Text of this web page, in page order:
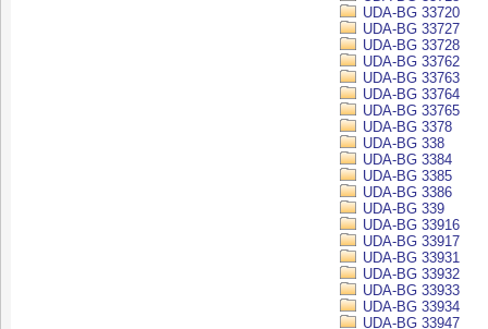
UDA-BG 33720
UDA-BG 33727
UDA-BG 33728
UDA-BG 33762
UDA-BG 33763
UDA-BG 33764
UDA-BG 33765
UDA-BG 3378
UDA-BG 338
UDA-BG 3384
UDA-BG 3385
UDA-BG 3386
UDA-BG 339
UDA-BG 33916
UDA-BG 33917
UDA-BG 33931
UDA-BG 33932
UDA-BG 33933
UDA-BG 33934
UDA-BG 33947